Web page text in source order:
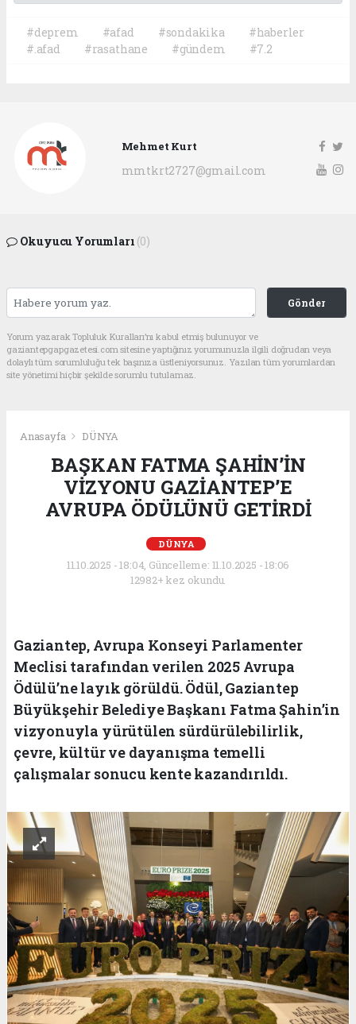
#deprem #afad #sondakika
#haberler
#.afad
#rasathane #gündem #7.2
Mehmet Kurt
mmtkrt2727@gmail.com
Okuyucu Yorumları (0)
Gönder
Yorum yazarak Topluluk Kuralları’nı kabul etmiş bulunuyor ve
gaziantepgapgazetesi.com sitesine yaptığınız yorumunuzla ilgili doğrudan veya
dolaylı tüm sorumluluğu tek başınıza üstleniyorsunuz. Yazılan tüm yorumlardan
site yönetimi hiçbir şekilde sorumlu tutulamaz.
Anasayfa DÜNYA
BAŞKAN FATMA ŞAHİN’İN
VİZYONU GAZİANTEP’E
AVRUPA ÖDÜLÜNÜ GETİRDİ
DÜNYA
11.10.2025 - 18:04, Güncelleme: 11.10.2025 - 18:06
12982+ kez okundu.
Gaziantep, Avrupa Konseyi Parlamenter
Meclisi tarafından verilen 2025 Avrupa
Ödülü’ne layık görüldü. Ödül, Gaziantep
Büyükşehir Belediye Başkanı Fatma Şahin’in
vizyonuyla yürütülen sürdürülebilirlik,
çevre, kültür ve dayanışma temelli
çalışmalar sonucu kente kazandırıldı.